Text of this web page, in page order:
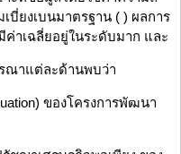
บี่ยงเบนมาตรฐาน ( ) ผลการ
าเฉลี่ยอยู่ในระดับมาก และ
ณาแต่ละด้านพบว่า
ของโครงการพัฒนา